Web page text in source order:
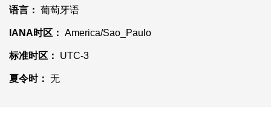
语言： 葡萄牙语
IANA时区： America/Sao_Paulo
标准时区： UTC-3
夏令时： 无